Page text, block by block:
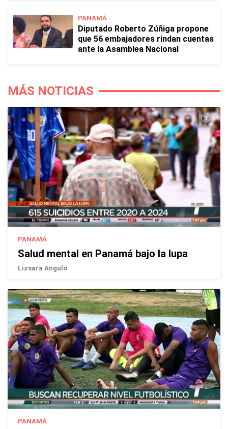
PANAMÁ
Diputado Roberto Zúñiga propone
que 56 embajadores rindan cuentas
ante la Asamblea Nacional
MÁS NOTICIAS
PANAMÁ
Salud mental en Panamá bajo la lupa
Lizsara Angulo
PANAMÁ